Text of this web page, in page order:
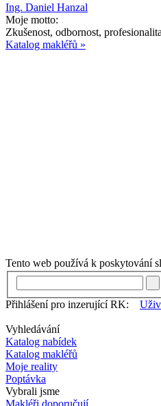
Ing. Daniel Hanzal
Moje motto:
Zkušenost, odbornost,
Katalog makléřů »
Tento web používá k poskytování
Přihlášení pro inzerující RK:
Vyhledávání
Katalog nabídek
Katalog makléřů
Moje reality
Poptávka
Vybrali jsme